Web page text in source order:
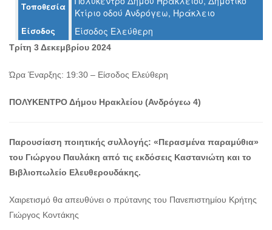
Ζωγραφική
Φωτογραφία
Τραγούδι
Κινηματογράφος
Χορός
Παζάρι
Ειδών
Συνέδρια
-
Διημερίδες
Τοποθεσία
Κτίριο οδού Ανδρόγεω, Ηράκλειο
Είσοδος Είσοδος Ελεύθερη
Τρίτη 3 Δεκεμβρίου 2024
Ώρα Έναρξης: 19:30 – Είσοδος Ελεύθερη
ΠΟΛΥΚΕΝΤΡΟ Δήμου Ηρακλείου (Ανδρόγεω 4)
Παρουσίαση ποιητικής συλλογής: «Περασμένα παραμύθια»
του Γιώργου Παυλάκη από τις εκδόσεις Καστανιώτη και το
Βιβλιοπωλείο Ελευθερουδάκης.
Χαιρετισμό θα απευθύνει ο πρύτανης του Πανεπιστημίου Κρήτης
Γιώργος Κοντάκης